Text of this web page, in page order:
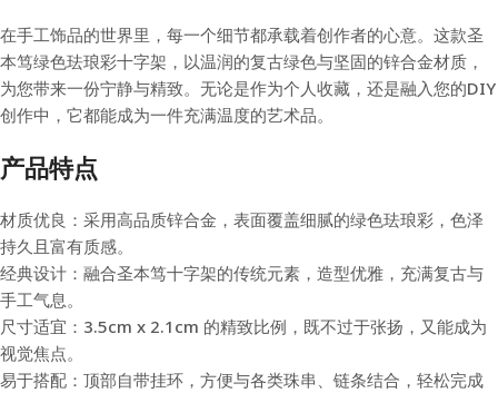
在手工饰品的世界里，每一个细节都承载着创作者的心意。这款圣
本笃绿色珐琅彩十字架，以温润的复古绿色与坚固的锌合金材质，
为您带来一份宁静与精致。无论是作为个人收藏，还是融入您的DIY
创作中，它都能成为一件充满温度的艺术品。
产品特点
材质优良：采用高品质锌合金，表面覆盖细腻的绿色珐琅彩，色泽
持久且富有质感。
经典设计：融合圣本笃十字架的传统元素，造型优雅，充满复古与
手工气息。
尺寸适宜：3.5cm x 2.1cm 的精致比例，既不过于张扬，又能成为
视觉焦点。
易于搭配：顶部自带挂环，方便与各类珠串、链条结合，轻松完成